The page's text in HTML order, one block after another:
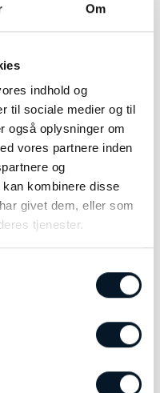
Om
indhold og
til sociale medier og til
også oplysninger om
vores partnere inden
og
kombinere disse
givet dem, eller som
tjenester.
MOA10763
kr.26.000,00
LÆS MERE
Baume & Mercier Riviera –